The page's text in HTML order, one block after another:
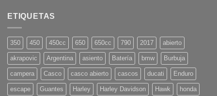
ETIQUETAS
350 450 450cc 650 650cc 790 2017 abierto
akrapovic Argentina asiento Batería bmw Burbuja
campera Casco casco abierto cascos ducati Enduro
escape Guantes Harley Harley Davidson Hawk honda